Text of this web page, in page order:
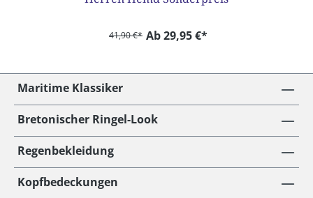
41,90 €* Ab 29,95 €*
Maritime Klassiker
Bretonischer Ringel-Look
Regenbekleidung
Kopfbedeckungen